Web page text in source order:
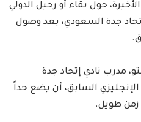
حول بقاء أو رحيل الدولي
جدة السعودي، بعد وصول
مدرب نادي إتحاد جدة
السابق، أن يضع حداً
زمن طويل.